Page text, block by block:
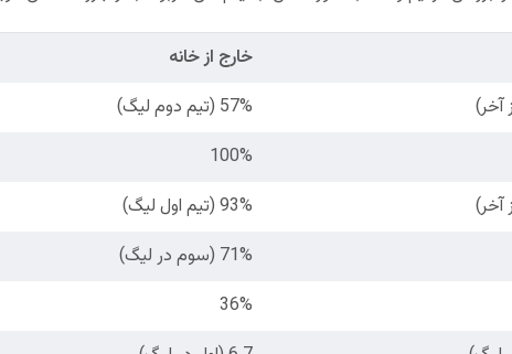
خارج از خانه
57% (تیم دوم لیگ)
100%
93% (تیم اول لیگ)
71% (سوم در لیگ)
36%